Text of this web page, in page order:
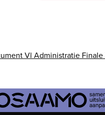
Vl Administratie